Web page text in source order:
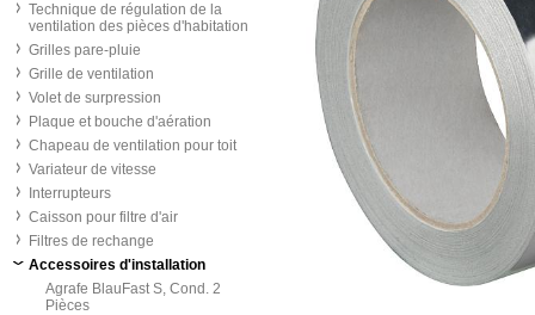
Technique de régulation de la
ventilation des pièces d'habitation
Grilles pare-pluie
Grille de ventilation
Volet de surpression
Plaque et bouche d'aération
Chapeau de ventilation pour toit
Variateur de vitesse
Interrupteurs
Caisson pour filtre d'air
Filtres de rechange
Accessoires d'installation
Agrafe BlauFast S, Cond. 2
Pièces